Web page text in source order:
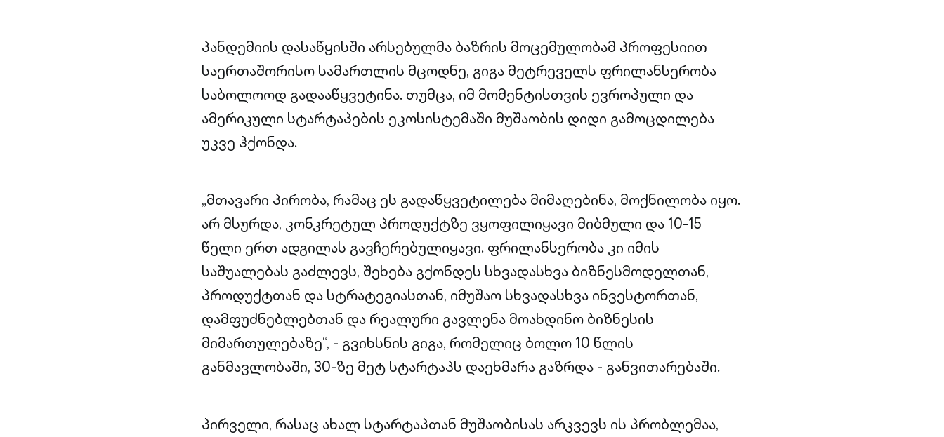
პანდემიის დასაწყისში არსებულმა ბაზრის მოცემულობამ პროფესიით
საერთაშორისო სამართლის მცოდნე, გიგა მეტრეველს ფრილანსერობა
საბოლოოდ გადააწყვეტინა. თუმცა, იმ მომენტისთვის ევროპული და
ამერიკული სტარტაპების ეკოსისტემაში მუშაობის დიდი გამოცდილება
უკვე ჰქონდა.
„მთავარი პირობა, რამაც ეს გადაწყვეტილება მიმაღებინა, მოქნილობა იყო.
არ მსურდა, კონკრეტულ პროდუქტზე ვყოფილიყავი მიბმული და 10-15
წელი ერთ ადგილას გავჩერებულიყავი. ფრილანსერობა კი იმის
საშუალებას გაძლევს, შეხება გქონდეს სხვადასხვა ბიზნესმოდელთან,
პროდუქტთან და სტრატეგიასთან, იმუშაო სხვადასხვა ინვესტორთან,
დამფუძნებლებთან და რეალური გავლენა მოახდინო ბიზნესის
მიმართულებაზე“, - გვიხსნის გიგა, რომელიც ბოლო 10 წლის
განმავლობაში, 30-ზე მეტ სტარტაპს დაეხმარა გაზრდა - განვითარებაში.
პირველი, რასაც ახალ სტარტაპთან მუშაობისას არკვევს ის პრობლემაა,